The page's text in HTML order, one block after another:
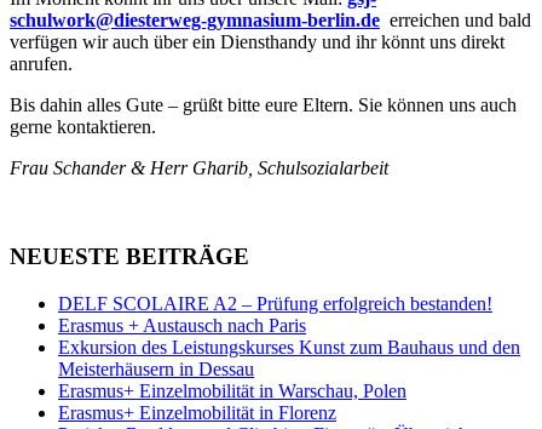
schulwork@diesterweg-gymnasium-berlin.de erreichen und bald
verfügen wir auch über ein Diensthandy und ihr könnt uns direkt
anrufen.
Bis dahin alles Gute – grüßt bitte eure Eltern. Sie können uns auch
gerne kontaktieren.
Frau Schander & Herr Gharib, Schulsozialarbeit
NEUESTE BEITRÄGE
DELF SCOLAIRE A2 – Prüfung erfolgreich bestanden!
Erasmus + Austausch nach Paris
Exkursion des Leistungskurses Kunst zum Bauhaus und den
Meisterhäusern in Dessau
Erasmus+ Einzelmobilität in Warschau, Polen
Erasmus+ Einzelmobilität in Florenz